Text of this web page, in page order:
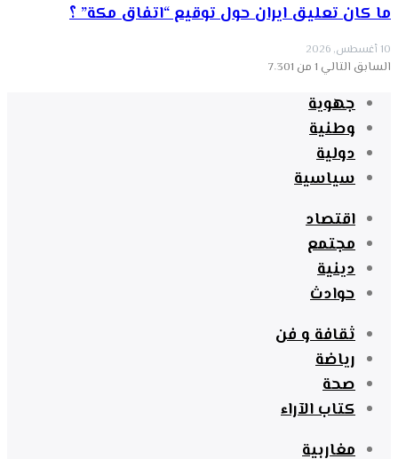
ما كان تعليق ايران حول توقيع “اتفاق مكة” ؟
10 أغسطس, 2026
السابق التالي 1 من 7٬301
جهوية
وطنية
دولية
سياسية
اقتصاد
مجتمع
دينية
حوادث
ثقافة و فن
رياضة
صحة
كتاب الآراء
مغاربية